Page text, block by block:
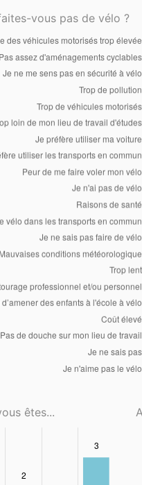
vous pas de vélo ?
êtes...